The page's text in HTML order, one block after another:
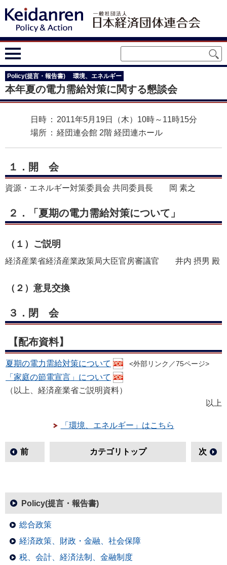
Policy(提言・報告書) 環境、エネルギー
本年夏の電力需給対策に関する懇談会
日時 ： 2011年5月19日（木）10時～11時15分
場所 ： 経団連会館 2階 経団連ホール
１． 開会
資源・エネルギー対策委員会 共同委員長 岡 素之
２．「夏期の電力需給対策について」
（１）ご説明
経済産業省経済産業政策局大臣官房審議官 井内 摂男 殿
（２）意見交換
３． 閉会
【配布資料】
夏期の電力需給対策について <外部リンク／75ページ>
「家庭の節電宣言」について
（以上、経済産業省ご説明資料）
以上
「環境、エネルギー」はこちら
前 カテゴリトップ 次
Policy(提言・報告書)
総合政策
経済政策、財政・金融、社会保障
税、会計、経済法制、金融制度